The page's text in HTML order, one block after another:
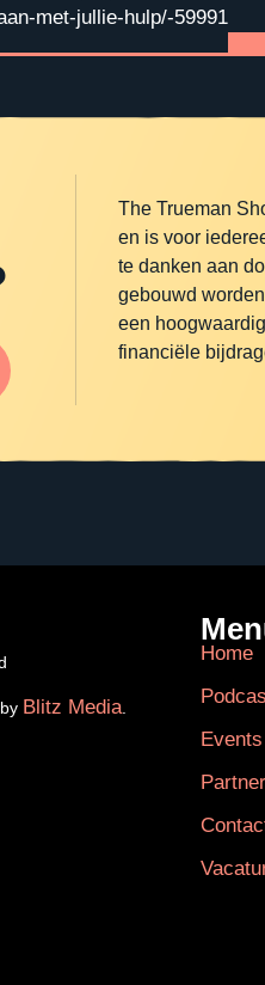
met-jullie-hulp/-59991
The Trueman
en is voor
te danken aan
gebouwd
een
financiële
Blitz Media.
Home
Events